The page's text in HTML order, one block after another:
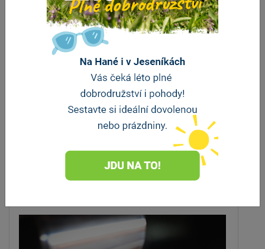
Restaurace Pivovaru Tvarg
Velká Bystřice
vzdálenost 4.9 km